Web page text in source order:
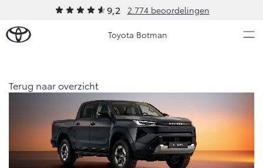
9,2 2.774 beoordelingen
Toyota Botman
Ons bedrijf
Onze medewerkers
Aygo X
HYBRIDE
Yaris
HYBRIDE
Occasions
Terug naar overzicht